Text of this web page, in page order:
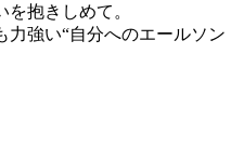
抱きしめて。
力強い“自分へのエールソン